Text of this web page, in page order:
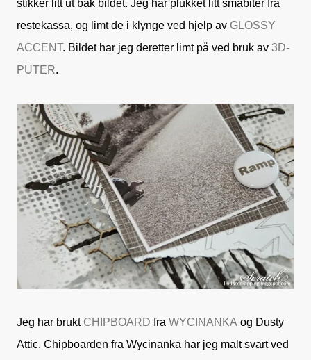
stikker litt ut bak bildet. Jeg har plukket litt småbiter fra
restekassa, og limt de i klynge ved hjelp av GLOSSY
ACCENT. Bildet har jeg deretter limt på ved bruk av 3D-
PUTER.
Jeg har brukt CHIPBOARD fra WYCINANKA og Dusty
Attic. Chipboarden fra Wycinanka har jeg malt svart ved